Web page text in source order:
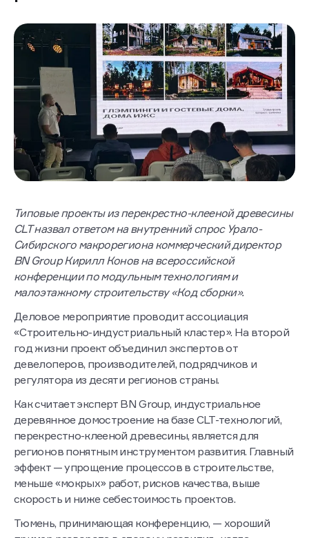
Типовые проекты из перекрестно-клееной древесины
CLT назвал ответом на внутренний спрос Урало-
Сибирского макрорегиона коммерческий директор
BN Group Кирилл Конов на всероссийской
конференции по модульным технологиям и
малоэтажному строительству «Код сборки».
Деловое мероприятие проводит ассоциация
«Строительно-индустриальный кластер». На второй
год жизни проект объединил экспертов от
девелоперов, производителей, подрядчиков и
регулятора из десяти регионов страны.
Как считает эксперт BN Group, индустриальное
деревянное домостроение на базе CLT-технологий,
перекрестно-клееной древесины, является для
регионов понятным инструментом развития. Главный
эффект — упрощение процессов в строительстве,
меньше «мокрых» работ, рисков качества, выше
скорость и ниже себестоимость проектов.
Тюмень, принимающая конференцию, — хороший